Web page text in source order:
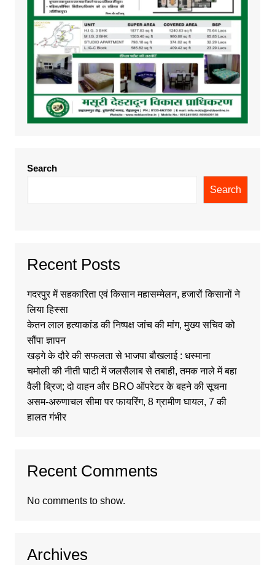
Search
Search
Recent Posts
गदरपुर में सहकारिता एवं किसान महासम्मेलन, हजारों किसानों ने
लिया हिस्सा
केतन लाल हत्याकांड की निष्पक्ष जांच की मांग, मुख्य सचिव को
सौंपा ज्ञापन
खड़गे के दौरे की सफलता से भाजपा बौखलाई : धस्माना
चमोली की नीती घाटी में जलसैलाब से तबाही, तमक नाले में बहा
वैली ब्रिज; दो वाहन और BRO ऑपरेटर के बहने की सूचना
असम-अरुणाचल सीमा पर फायरिंग, 8 ग्रामीण घायल, 7 की
हालत गंभीर
Recent Comments
No comments to show.
Archives